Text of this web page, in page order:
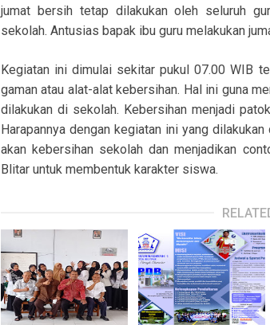
jumat bersih tetap dilakukan oleh seluruh
sekolah. Antusias bapak ibu guru melakukan
Kegiatan ini dimulai sekitar pukul 07.00 WIB
gaman atau alat-alat kebersihan. Hal ini guna
dilakukan di sekolah. Kebersihan menjadi
Harapannya dengan kegiatan ini yang
akan kebersihan sekolah dan menjadikan
Blitar untuk membentuk karakter siswa.